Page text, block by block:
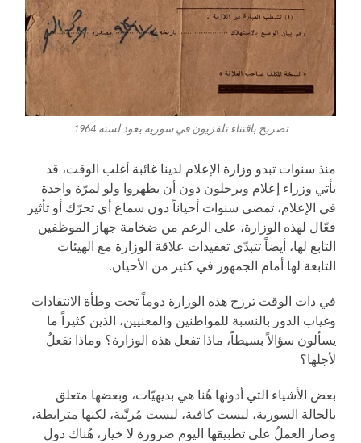
تصريح باقتناء تلفزيون في سورية يعود لسنة 1964
منذ سنوات تبدو وزارة الإعلام لدينا غائبة أغلب الوقت، قد
يأتي وزراء إعلام ويرحلون دون أن يظهروا ولو لمرّة واحدة
في الإعلام، تمضي سنوات أحياناً دون سماع أي تحرّك أو تأثير
فعّال لهذه الوزارة، على الرغم من ضخامة جهاز الموظفين
التابع لها، أيضاً تتبدّى تعقيدات علاقة الوزارة مع الهيئات
التابعة لها أمام الجمهور في كثير من الأحيان.
في ذات الوقت ترزح هذه الوزارة دوماً تحت وطأة الانتقادات
وغياب الدور بالنسبة للمواطنين والمعنيين، الذين كثيراً ما
يسألون سؤالاً بسيطاً، ماذا تفعل هذه الوزارة؟ وماذا نفعلُ
لأجلها؟
بعض الأشياء التي أدونها هُنا هي بديهيّات، وبعضها متعلق
بالحالة السورية، ليست كافية، ليست مُرتّبة، لكنها مترابطة،
وصار العملُ على تطبيقها اليوم ضرورة لا خيار، هُناك دول